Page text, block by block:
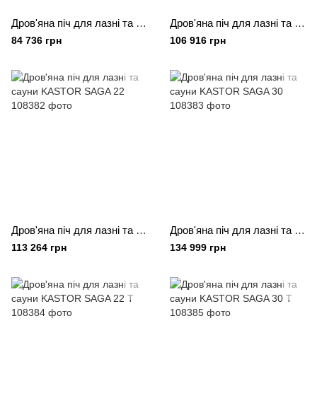
Дров'яна піч для лазні та сауни KASTOR КARHU 30
84 736 грн
Дров'яна піч для лазні та сауни KASTOR КARHU 40
106 916 грн
Дров'яна піч для лазні та сауни KASTOR SAGA 22
113 264 грн
Дров'яна піч для лазні та сауни KASTOR SAGA 30
134 999 грн